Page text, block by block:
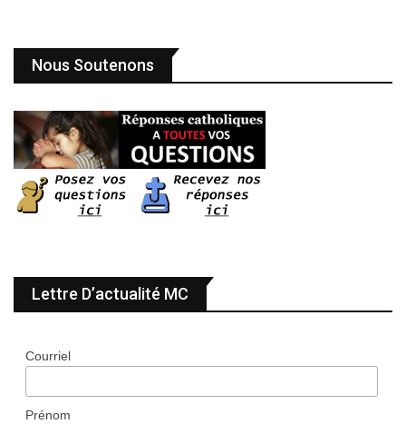
Nous Soutenons
Lettre D’actualité MC
Courriel
Prénom